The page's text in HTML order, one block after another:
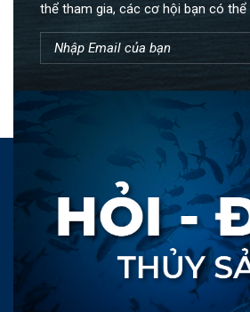
thể tham gia, các cơ hội bạn có thể